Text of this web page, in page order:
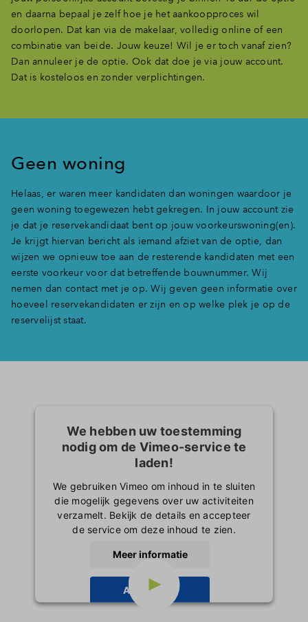
en daarna bepaal je zelf hoe je het aankoopproces wil
doorlopen. Dat kan via de makelaar, volledig online of een
combinatie van beide. Jouw keuze! Wil je er toch vanaf zien?
Dan annuleer je de optie. Ook dat doe je via jouw account.
Dat is kosteloos en zonder verplichtingen.
Geen woning
Helaas, er waren meer kandidaten dan woningen waardoor je
geen woning toegewezen hebt gekregen. In jouw account zie
je dat je reservekandidaat bent op jouw voorkeurswoning(en).
Je krijgt hiervan bericht als iemand afziet van de optie, dan
wijzen we opnieuw toe aan de resterende kandidaten met een
eerste voorkeur voor dat betreffende bouwnummer. Wij
nemen dan contact met je op. Wij geven geen informatie over
hoeveel reservekandidaten er zijn en op welke plek je op de
reservelijst staat.
We hebben uw toestemming
nodig om de Vimeo-service te
laden!
We gebruiken Vimeo om inhoud in te sluiten
die mogelijk gegevens over uw activiteiten
verzamelt. Bekijk de details en accepteer
de service om deze inhoud te zien.
Meer informatie
Accepteren